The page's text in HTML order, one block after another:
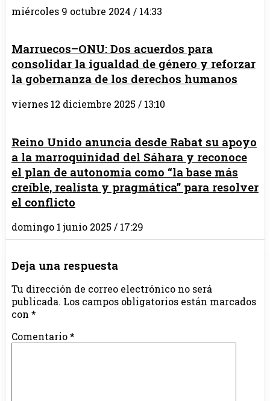
miércoles 9 octubre 2024 / 14:33
Marruecos–ONU: Dos acuerdos para
consolidar la igualdad de género y reforzar
la gobernanza de los derechos humanos
viernes 12 diciembre 2025 / 13:10
Reino Unido anuncia desde Rabat su apoyo
a la marroquinidad del Sáhara y reconoce
el plan de autonomía como “la base más
creíble, realista y pragmática” para resolver
el conflicto
domingo 1 junio 2025 / 17:29
Deja una respuesta
Tu dirección de correo electrónico no será
publicada. Los campos obligatorios están marcados
con *
Comentario*